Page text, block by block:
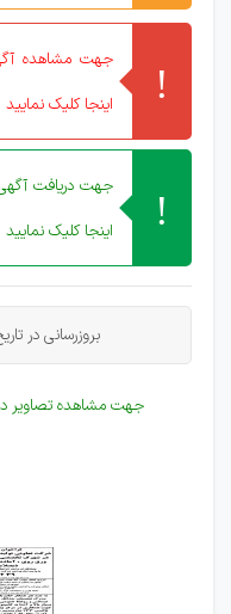
جهت مشاهده
اینجا کلیک نمایید
جهت دریافت
اینجا کلیک نمایید
بروزرسانی در تاریخ 10 مهر 1402 ساعت
جهت مشاهده تصاویر در